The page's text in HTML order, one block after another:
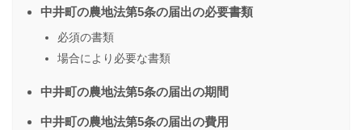
中井町の農地法第5条の届出の必要書類
必須の書類
場合により必要な書類
中井町の農地法第5条の届出の期間
中井町の農地法第5条の届出の費用